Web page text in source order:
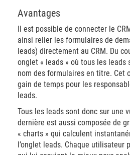
Avantages
Il est possible de connecter le
ainsi relier les formulaires de
leads) directement au CRM. Du
onglet « leads » où tous les leads
nom des formulaires en titre. Cet
gain de temps pour les
leads.
Tous les leads sont donc sur une
dernière est aussi composée de
« charts » qui calculent
l’onglet leads. Chaque utilisateur